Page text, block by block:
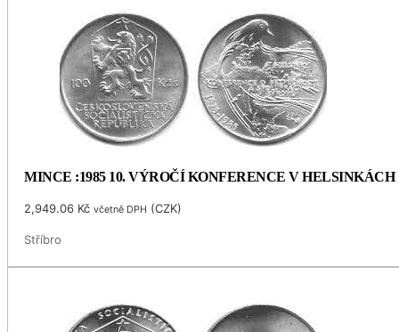
MINCE :1985 10. VÝROČÍ KONFERENCE V HELSINKÁCH
2,949.06 Kč včetně DPH (CZK)
Stříbro